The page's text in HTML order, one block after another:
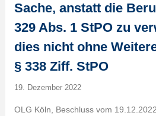
Sache, anstatt die
329 Abs. 1 StPO zu
dies nicht ohne
§ 338 Ziff. StPO
19. Dezember 2022
OLG Köln, Beschluss vom